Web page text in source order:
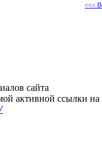
<<<
сайта
активной ссылки на